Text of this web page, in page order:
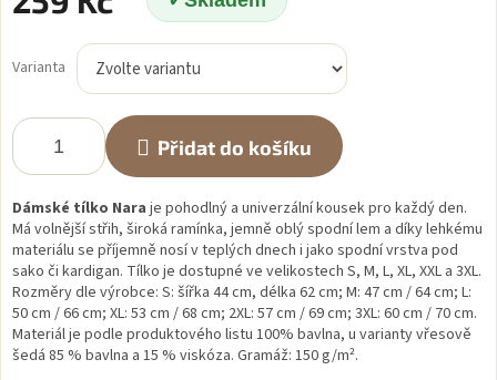
cena:
Varianta
Přidat do košíku
Dámské tílko Nara je pohodlný a univerzální kousek pro každý den.
Má volnější střih, široká ramínka, jemně oblý spodní lem a díky lehkému
materiálu se příjemně nosí v teplých dnech i jako spodní vrstva pod
sako či kardigan. Tílko je dostupné ve velikostech S, M, L, XL, XXL a 3XL.
Rozměry dle výrobce: S: šířka 44 cm, délka 62 cm; M: 47 cm / 64 cm; L:
50 cm / 66 cm; XL: 53 cm / 68 cm; 2XL: 57 cm / 69 cm; 3XL: 60 cm / 70 cm.
Materiál je podle produktového listu 100% bavlna, u varianty vřesově
šedá 85 % bavlna a 15 % viskóza. Gramáž: 150 g/m².